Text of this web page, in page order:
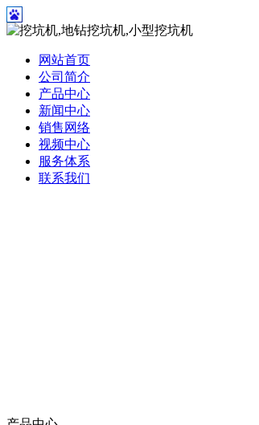
网站首页
公司简介
产品中心
新闻中心
销售网络
视频中心
服务体系
联系我们